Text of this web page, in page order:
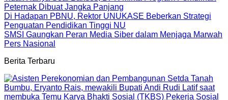
Peternak Dibuat Jangka Panjang
Di Hadapan PBNU, Rektor UNUKASE Beberkan Strategi
Penguatan Pendidikan Tinggi NU
SMSI Gaungkan Peran Media Siber dalam Menjaga Marwah
Pers Nasional
Berita Terbaru